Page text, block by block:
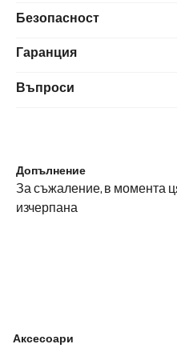
Безопасност
Гаранция
Въпроси
Допълнение
За съжаление, в момента
изчерпана
Аксесоари